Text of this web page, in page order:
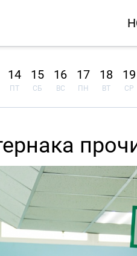
14
ПТ
15
СБ
16
ВС
17
ПН
18
ВТ
19
СР